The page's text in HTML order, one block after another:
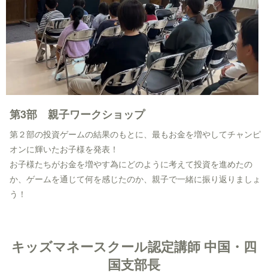
第3部 親子ワークショップ
第２部の投資ゲームの結果のもとに、最もお金を増やしてチャンピ
オンに輝いたお子様を発表！
お子様たちがお金を増やす為にどのように考えて投資を進めたの
か、ゲームを通じて何を感じたのか、親子で一緒に振り返りましょ
う！
キッズマネースクール認定講師 中国・四
国支部長